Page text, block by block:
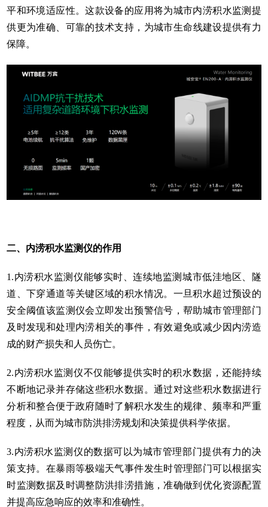
平和环境适应性。这款设备的应用将为城市内涝积水监测提
供更为准确、可靠的技术支持，为城市生命线建设提供有力
保障。
二、内涝积水监测仪的作用
1.内涝积水监测仪能够实时、连续地监测城市低洼地区、隧
道、下穿通道等关键区域的积水情况。一旦积水超过预设的
安全阈值该监测仪会立即发出预警信号，帮助城市管理部门
及时发现和处理内涝相关的事件，有效避免或减少因内涝造
成的财产损失和人员伤亡。
2.内涝积水监测仪不仅能够提供实时的积水数据，还能持续
不断地记录并存储这些积水数据。通过对这些积水数据进行
分析和整合便于政府随时了解积水发生的规律、频率和严重
程度，从而为城市防洪排涝规划和决策提供科学依据。
3.内涝积水监测仪的数据可以为城市管理部门提供有力的决
策支持。在暴雨等极端天气事件发生时管理部门可以根据实
时监测数据及时调整防洪排涝措施，准确做到优化资源配置
并提高应急响应的效率和准确性。